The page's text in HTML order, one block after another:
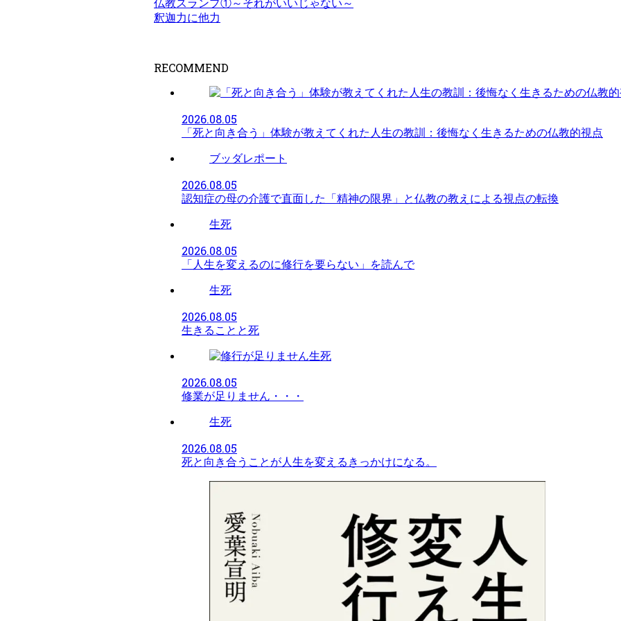
仏教スランプ①～それがいいじゃない～
釈迦力に他力
RECOMMEND
2026.08.05
「死と向き合う」体験が教えてくれた人生の教訓：後悔なく生きるための仏教的視点
ブッダレポート
2026.08.05
認知症の母の介護で直面した「精神の限界」と仏教の教えによる視点の転換
生死
2026.08.05
「人生を変えるのに修行を要らない」を読んで
生死
2026.08.05
生きることと死
生死
2026.08.05
修業が足りません・・・
生死
2026.08.05
死と向き合うことが人生を変えるきっかけになる。